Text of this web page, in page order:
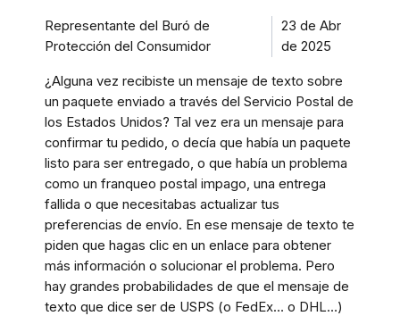
Representante del Buró de
Protección del Consumidor
23 de Abr
de 2025
¿Alguna vez recibiste un mensaje de texto sobre
un paquete enviado a través del Servicio Postal de
los Estados Unidos? Tal vez era un mensaje para
confirmar tu pedido, o decía que había un paquete
listo para ser entregado, o que había un problema
como un franqueo postal impago, una entrega
fallida o que necesitabas actualizar tus
preferencias de envío. En ese mensaje de texto te
piden que hagas clic en un enlace para obtener
más información o solucionar el problema. Pero
hay grandes probabilidades de que el mensaje de
texto que dice ser de USPS (o FedEx… o DHL…)